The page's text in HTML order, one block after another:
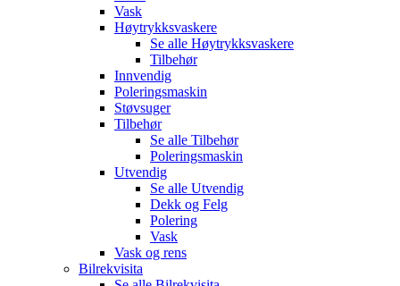
Vask
Høytrykksvaskere
Se alle Høytrykksvaskere
Tilbehør
Innvendig
Poleringsmaskin
Støvsuger
Tilbehør
Se alle Tilbehør
Poleringsmaskin
Utvendig
Se alle Utvendig
Dekk og Felg
Polering
Vask
Vask og rens
Bilrekvisita